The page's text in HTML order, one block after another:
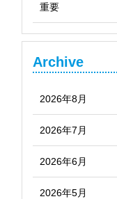
重要
Archive
2026年8月
2026年7月
2026年6月
2026年5月